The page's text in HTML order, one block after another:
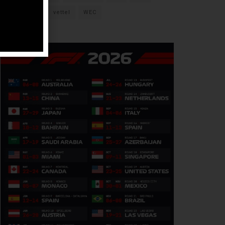
vettel WEC